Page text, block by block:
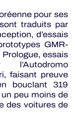
pour ses
traduits par
d’essais
GMR-
essais
faisant preuve
bouclant 319
peu moins de
des voitures de